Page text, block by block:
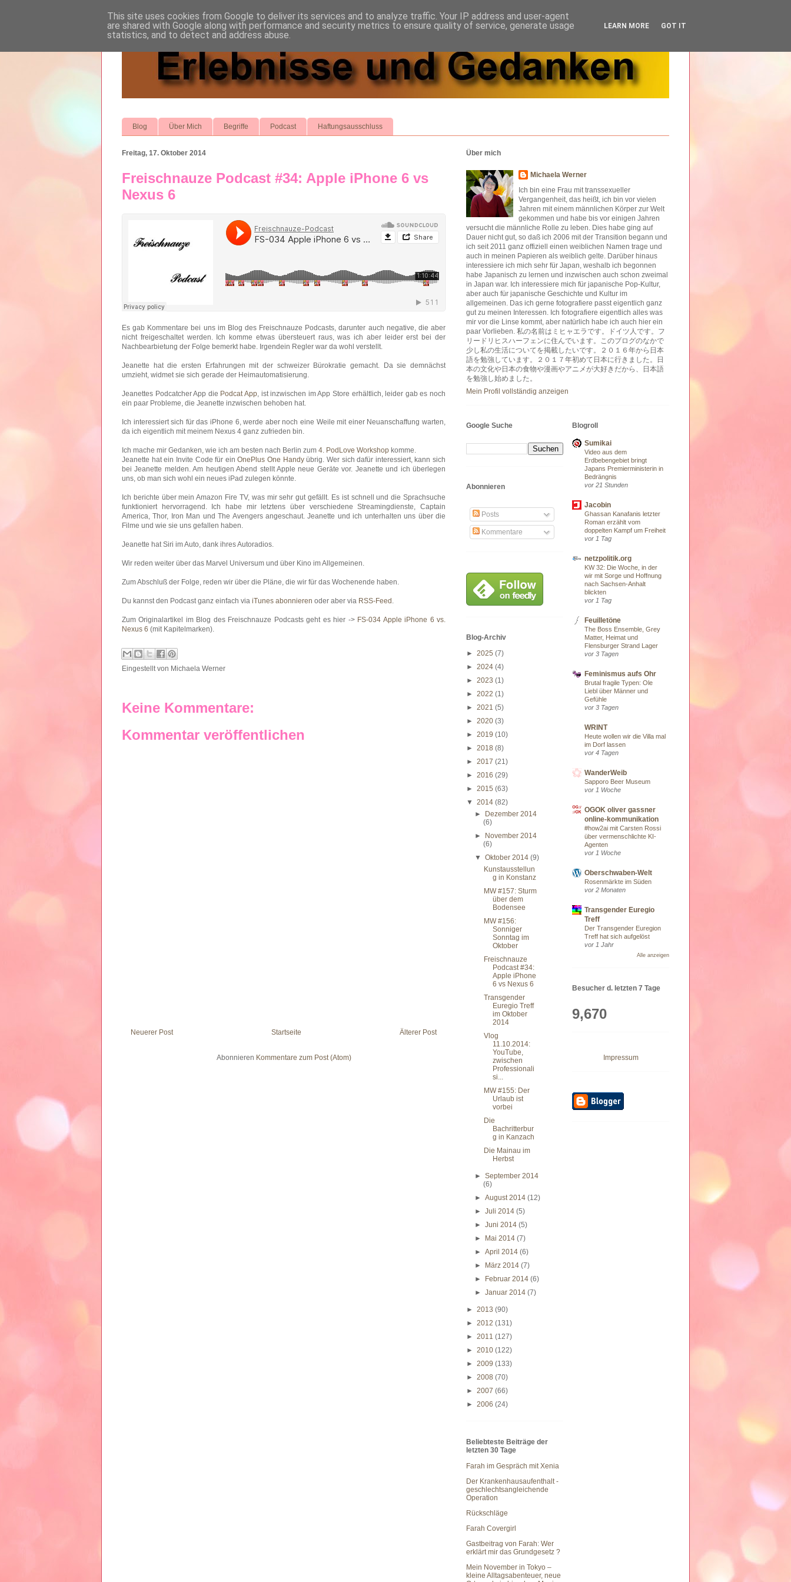
Blog Über Mich Begriffe Podcast Haftungsausschluss
Freitag, 17. Oktober 2014
Freischnauze Podcast #34: Apple iPhone 6 vs
Nexus 6
Es gab Kommentare bei uns im Blog des Freischnauze Podcasts, darunter auch negative, die aber
nicht freigeschaltet werden. Ich komme etwas übersteuert raus, was ich aber leider erst bei der
Nachbearbietung der Folge bemerkt habe. Irgendein Regler war da wohl verstellt.
Jeanette hat die ersten Erfahrungen mit der schweizer Bürokratie gemacht. Da sie demnächst
umzieht, widmet sie sich gerade der Heimautomatisierung.
Jeanettes Podcatcher App die Podcat App , ist inzwischen im App Store erhältlich, leider gab es noch
ein paar Probleme, die Jeanette inzwischen behoben hat.
Ich interessiert sich für das iPhone 6, werde aber noch eine Weile mit einer Neuanschaffung warten,
da ich eigentlich mit meinem Nexus 4 ganz zufrieden bin.
Ich mache mir Gedanken, wie ich am besten nach Berlin zum 4. PodLove Workshop komme.
Jeanette hat ein Invite Code für einOnePlus One Handyübrig. Wer sich dafür interessiert, kann sich
bei Jeanette melden. Am heutigen Abend stellt Apple neue Geräte vor. Jeanette und ich überlegen
uns, ob man sich wohl ein neues iPad zulegen könnte.
Ich berichte über mein Amazon Fire TV, was mir sehr gut gefällt. Es ist schnell und die Sprachsuche
funktioniert hervorragend. Ich habe mir letztens über verschiedene Streamingdienste, Captain
America, Thor, Iron Man und The Avengers angeschaut. Jeanette und ich unterhalten uns über die
Filme und wie sie uns gefallen haben.
Jeanette hat Siri im Auto, dank ihres Autoradios.
Wir reden weiter über das Marvel Universum und über Kino im Allgemeinen.
Zum Abschluß der Folge, reden wir über die Pläne, die wir für das Wochenende haben.
Du kannst den Podcast ganz einfach via iTunes abonnieren oder aber via RSS-Feed
Zum Originalartikel im Blog des Freischnauze Podcasts geht es hier -> FS-034 Apple iPhone 6 vs.
Nexus 6 (mit Kapitelmarken).
Eingestellt von Michaela Werner
Keine Kommentare:
Kommentar veröffentlichen
Neuerer Post Älterer Post
Startseite
Abonnieren Kommentare zum Post (Atom)
Über mich
Michaela Werner
Ich bin eine Frau mit transsexueller
Vergangenheit, das heißt, ich bin vor vielen
Jahren mit einem männlichen Körper zur Welt
gekommen und habe bis vor einigen Jahren
versucht die männliche Rolle zu leben. Dies habe ging auf
Dauer nicht gut, so daß ich 2006 mit der Transition begann und
ich seit 2011 ganz offiziell einen weiblichen Namen trage und
auch in meinen Papieren als weiblich gelte. Darüber hinaus
interessiere ich mich sehr für Japan, weshalb ich begonnen
habe Japanisch zu lernen und inzwischen auch schon zweimal
in Japan war. Ich interessiere mich für japanische Pop-Kultur,
aber auch für japanische Geschichte und Kultur im
allgemeinen. Das ich gerne fotografiere passt eigentlich ganz
gut zu meinen Interessen. Ich fotografiere eigentlich alles was
mir vor die Linse kommt, aber natürlich habe ich auch hier ein
paar Vorlieben. 私の名前はミヒャエラです。ドイツ人です。フ
リードリヒスハーフェンに住んでいます。このブログのなかで
少し私の生活についてを掲載したいです。２０１６年から日本
語を勉強しています。２０１７年初めて日本に行きました。日
本の文化や日本の食物や漫画やアニメが大好きだから、日本語
を勉強し始めました。
Mein Profil vollständig anzeigen
Google Suche
Abonnieren
Posts
Kommentare
Blog-Archiv
► 2025 (7)
► 2024 (4)
► 2023 (1)
► 2022 (1)
► 2021 (5)
► 2020 (3)
► 2019 (10)
► 2018 (8)
► 2017 (21)
► 2016 (29)
► 2015 (63)
▼ 2014 (82)
►
Dezember 2014
(6)
►
November 2014
(6)
▼Oktober 2014(9)
Kunstausstellun
g in Konstanz
MW #157: Sturm
über dem
Bodensee
MW #156:
Sonniger
Sonntag im
Oktober
Freischnauze
Podcast #34:
Apple iPhone
6 vs Nexus 6
Transgender
Euregio Treff
im Oktober
2014
Vlog
11.10.2014:
YouTube,
zwischen
Professionali
si...
MW #155: Der
Urlaub ist
vorbei
Die
Bachritterbur
g in Kanzach
Die Mainau im
Herbst
►September 2014
(6)
►August 2014(12)
►Juli 2014(5)
►Juni 2014(5)
►
Mai 2014(7)
►April 2014(6)
►
März 2014(7)
►
Februar 2014(6)
►Januar 2014(7)
► 2013 (90)
► 2012 (131)
► 2011 (127)
► 2010 (122)
► 2009 (133)
► 2008 (70)
► 2007 (66)
► 2006 (24)
Beliebteste Beiträge der
letzten 30 Tage
Farah im Gespräch mit Xenia
Der Krankenhausaufenthalt -
geschlechtsangleichende
Operation
Rückschläge
Farah Covergirl
Gastbeitrag von Farah: Wer
erklärt mir das Grundgesetz ?
Mein November in Tokyo –
kleine Alltagsabenteuer, neue
Blogroll
Sumikai
Video aus dem
Erdbebengebiet bringt
Japans Premierministerin in
Bedrängnis
vor 21 Stunden
Jacobin
Ghassan Kanafanis letzter
Roman erzählt vom
doppelten Kampf um Freiheit
vor 1 Tag
netzpolitik.org
KW 32: Die Woche, in der
wir mit Sorge und Hoffnung
nach Sachsen-Anhalt
blickten
vor 1 Tag
Feuilletöne
The Boss Ensemble, Grey
Matter, Heimat und
Flensburger Strand Lager
vor 3 Tagen
Feminismus aufs Ohr
Brutal fragile Typen: Ole
Liebl über Männer und
Gefühle
vor 3 Tagen
WRINT
Heute wollen wir die Villa mal
im Dorf lassen
vor 4 Tagen
WanderWeib
Sapporo Beer Museum
vor 1 Woche
OGOK oliver gassner
online-kommunikation
#how2ai mit Carsten Rossi
über vermenschlichte KI-
Agenten
vor 1 Woche
Oberschwaben-Welt
Rosenmärkte im Süden
vor 2 Monaten
Transgender Euregio
Treff
Der Transgender Euregion
Treff hat sich aufgelöst
vor 1 Jahr
Alle anzeigen
Besucher d. letzten 7 Tage
9,670
Impressum
This site uses cookies from Google to deliver its services and to analyze traffic. Your IP address and user-agent
are shared with Google along with performance and security metrics to ensure quality of service, generate usage
statistics, and to detect and address abuse.
LEARN MORE GOT IT